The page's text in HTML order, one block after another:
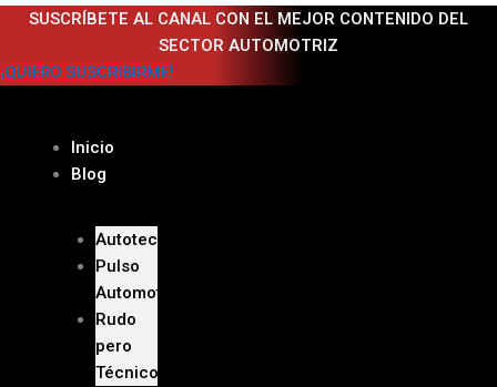
Ir
contenido
SUSCRÍBETE AL CANAL CON EL MEJOR CONTENIDO DEL
SECTOR AUTOMOTRIZ
¡QUIERO SUSCRIBIRME!
Inicio
Blog
Autoteca
Pulso
Automotriz
Rudo
pero
Técnico